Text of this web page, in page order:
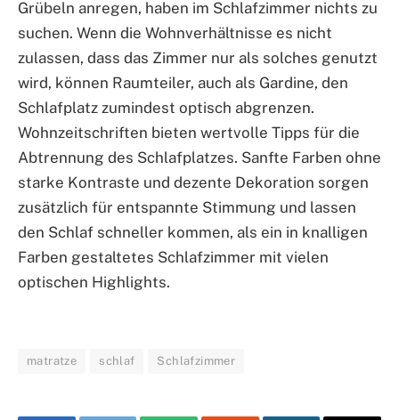
Grübeln anregen, haben im Schlafzimmer nichts zu
suchen. Wenn die Wohnverhältnisse es nicht
zulassen, dass das Zimmer nur als solches genutzt
wird, können Raumteiler, auch als Gardine, den
Schlafplatz zumindest optisch abgrenzen.
Wohnzeitschriften bieten wertvolle Tipps für die
Abtrennung des Schlafplatzes. Sanfte Farben ohne
starke Kontraste und dezente Dekoration sorgen
zusätzlich für entspannte Stimmung und lassen
den Schlaf schneller kommen, als ein in knalligen
Farben gestaltetes Schlafzimmer mit vielen
optischen Highlights.
matratze schlaf Schlafzimmer